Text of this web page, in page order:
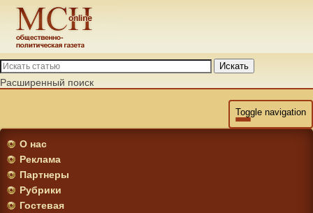
Искать
Расширенный поиск
Toggle navigation
О нас
Реклама
Партнеры
Рубрики
Гостевая